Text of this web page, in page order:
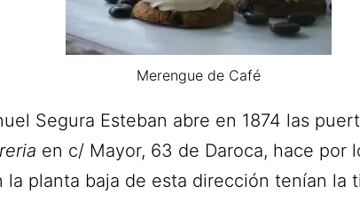
Merengue de Café
Segura Esteban abre en 1874 las
en c/ Mayor, 63 de Daroca, hace por
la planta baja de esta dirección tenían la